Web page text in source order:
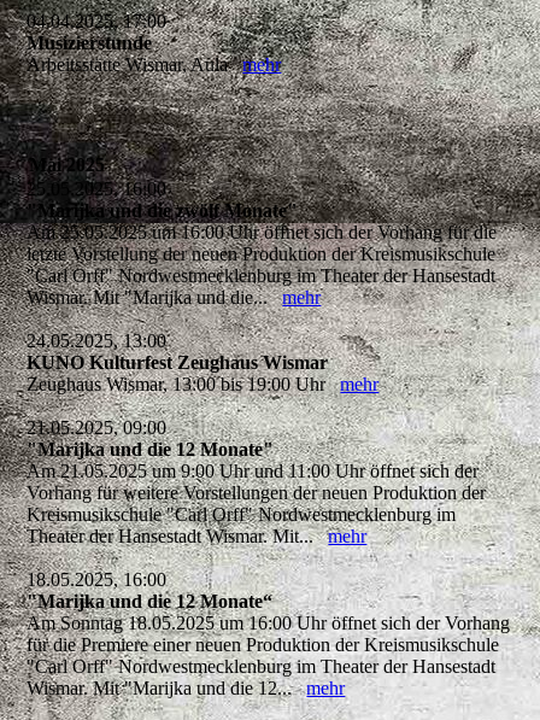
04.04.2025, 17:00
Musizierstunde
Arbeitsstätte Wismar, Aulamehr
Mai 2025
25.05.2025, 16:00
"Marijka und die zwölf Monate"
Am 25.05.2025 um 16:00 Uhr öffnet sich der Vorhang für die
letzte Vorstellung der neuen Produktion der Kreismusikschule
"Carl Orff" Nordwestmecklenburg im Theater der Hansestadt
Wismar. Mit "Marijka und die...mehr
24.05.2025, 13:00
KUNO Kulturfest Zeughaus Wismar
Zeughaus Wismar, 13:00 bis 19:00 Uhrmehr
21.05.2025, 09:00
"Marijka und die 12 Monate"
Am 21.05.2025 um 9:00 Uhr und 11:00 Uhr öffnet sich der
Vorhang für weitere Vorstellungen der neuen Produktion der
Kreismusikschule "Carl Orff" Nordwestmecklenburg im
Theater der Hansestadt Wismar. Mit...mehr
18.05.2025, 16:00
"Marijka und die 12 Monate“
Am Sonntag 18.05.2025 um 16:00 Uhr öffnet sich der Vorhang
für die Premiere einer neuen Produktion der Kreismusikschule
"Carl Orff" Nordwestmecklenburg im Theater der Hansestadt
Wismar. Mit "Marijka und die 12...mehr